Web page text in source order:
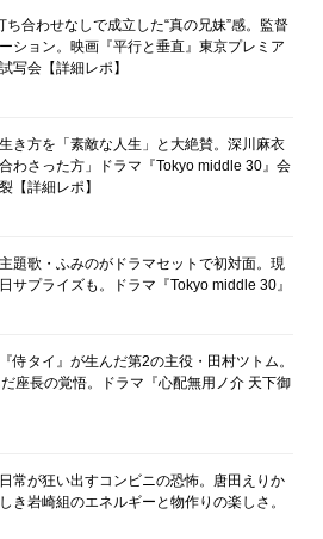
合わせなしで成立した“真の兄妹”感。監督
ション。映画『平行と垂直』東京プレミア
写会【詳細レポ】
き方を「素敵な人生」と大絶賛。深川麻衣
わさった方」ドラマ『Tokyo middle 30』会
【詳細レポ】
題歌・ふみのがドラマセットで初対面。現
サプライズも。ドラマ『Tokyo middle 30』
侍タイ』が生んだ第2の主役・田村ツトム。
座長の覚悟。ドラマ『心配無用ノ介 天下御
常が狂い出すコンビニの恐怖。唐田えりか
き岩崎組のエネルギーと物作りの楽しさ。